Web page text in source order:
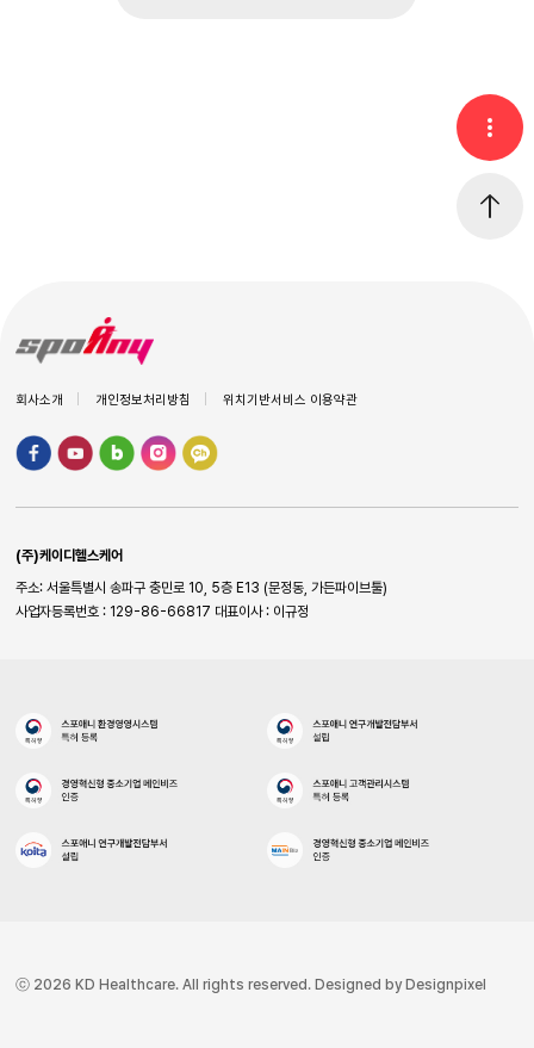
회사소개 개인정보처리방침 위치기반서비스 이용약관
(주)케이디헬스케어
주소: 서울특별시 송파구 충민로 10, 5층 E13 (문정동, 가든파이브툴)
사업자등록번호 : 129-86-66817 대표이사 : 이규정
ⓒ 2026 KD Healthcare. All rights reserved. Designed by Designpixel